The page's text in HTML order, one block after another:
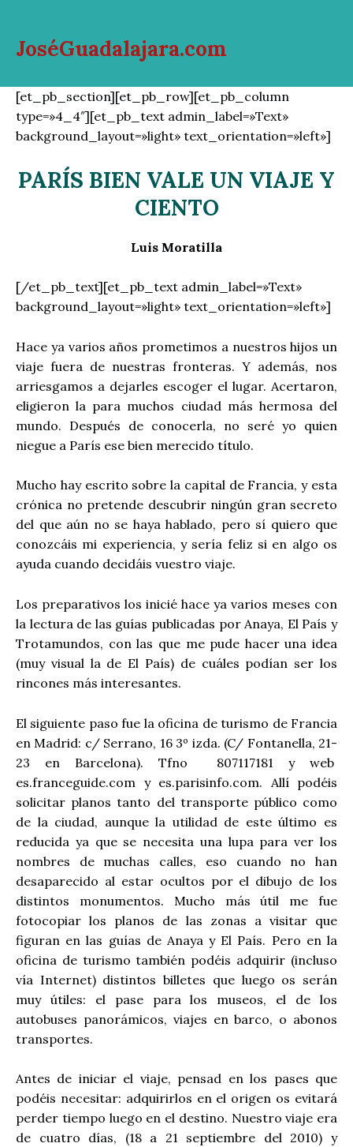
contenido
JoséGuadalajara.com
[et_pb_section][et_pb_row][et_pb_column
type=»4_4″][et_pb_text admin_label=»Text»
background_layout=»light» text_orientation=»left»]
PARÍS BIEN VALE UN VIAJE Y
CIENTO
Luis Moratilla
[/et_pb_text][et_pb_text admin_label=»Text»
background_layout=»light» text_orientation=»left»]
Hace ya varios años prometimos a nuestros hijos un
viaje fuera de nuestras fronteras. Y además, nos
arriesgamos a dejarles escoger el lugar. Acertaron,
eligieron la para muchos ciudad más hermosa del
mundo. Después de conocerla, no seré yo quien
niegue a París ese bien merecido título.
Mucho hay escrito sobre la capital de Francia, y esta
crónica no pretende descubrir ningún gran secreto
del que aún no se haya hablado, pero sí quiero que
conozcáis mi experiencia, y sería feliz si en algo os
ayuda cuando decidáis vuestro viaje.
Los preparativos los inicié hace ya varios meses con
la lectura de las guías publicadas por Anaya, El País y
Trotamundos, con las que me pude hacer una idea
(muy visual la de El País) de cuáles podían ser los
rincones más interesantes.
El siguiente paso fue la oficina de turismo de Francia
en Madrid: c/ Serrano, 16 3º izda. (C/ Fontanella, 21-
23 en Barcelona). Tfno 807117181 y web
es.franceguide.com y es.parisinfo.com. Allí podéis
solicitar planos tanto del transporte público como
de la ciudad, aunque la utilidad de este último es
reducida ya que se necesita una lupa para ver los
nombres de muchas calles, eso cuando no han
desaparecido al estar ocultos por el dibujo de los
distintos monumentos. Mucho más útil me fue
fotocopiar los planos de las zonas a visitar que
figuran en las guías de Anaya y El País. Pero en la
oficina de turismo también podéis adquirir (incluso
vía Internet) distintos billetes que luego os serán
muy útiles: el pase para los museos, el de los
autobuses panorámicos, viajes en barco, o abonos
transportes.
Antes de iniciar el viaje, pensad en los pases que
podéis necesitar: adquirirlos en el origen os evitará
perder tiempo luego en el destino. Nuestro viaje era
de cuatro días, (18 a 21 septiembre del 2010) y